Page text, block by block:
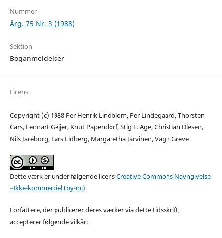
Nummer
Årg. 75 Nr. 3 (1988)
Sektion
Boganmeldelser
Licens
Copyright (c) 1988 Per Henrik Lindblom, Per Lindegaard, Thorsten
Cars, Lennart Geijer, Knut Papendorf, Stig L. Age, Christian Diesen,
Nils Jareborg, Lars Lidberg, Margaretha Järvinen, Vagn Greve
Dette værk er under følgende licensCreative Commons Navngivelse
–Ikke-kommerciel (by-nc).
Forfattere, der publicerer deres værker via dette tidsskrift,
accepterer følgende vilkår: